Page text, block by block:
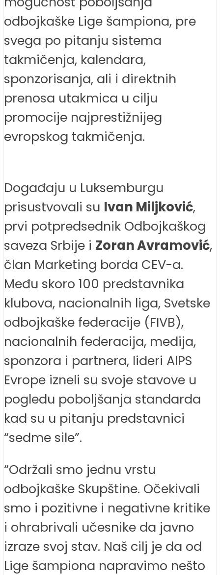
odbojkaške Lige šampiona, pre
svega po pitanju sistema
takmičenja, kalendara,
sponzorisanja, ali i direktnih
prenosa utakmica u cilju
promocije najprestižnijeg
evropskog takmičenja.
Događaju u Luksemburgu
prisustvovali su Ivan Miljković,
prvi potpredsednik Odbojkaškog
saveza Srbije i Zoran Avramović,
član Marketing borda CEV-a.
Među skoro 100 predstavnika
klubova, nacionalnih liga, Svetske
odbojkaške federacije (FIVB),
nacionalnih federacija, medija,
sponzora i partnera, lideri AIPS
Evrope izneli su svoje stavove u
pogledu poboljšanja standarda
kad su u pitanju predstavnici
“sedme sile”.
“Održali smo jednu vrstu
odbojkaške Skupštine. Očekivali
smo i pozitivne i negativne kritike
i ohrabrivali učesnike da javno
izraze svoj stav. Naš cilj je da od
Lige šampiona napravimo nešto